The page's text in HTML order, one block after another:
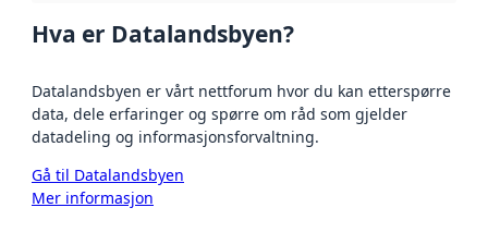
Hva er Datalandsbyen?
Datalandsbyen er vårt nettforum hvor du kan etterspørre
data, dele erfaringer og spørre om råd som gjelder
datadeling og informasjonsforvaltning.
Gå til Datalandsbyen
Mer informasjon